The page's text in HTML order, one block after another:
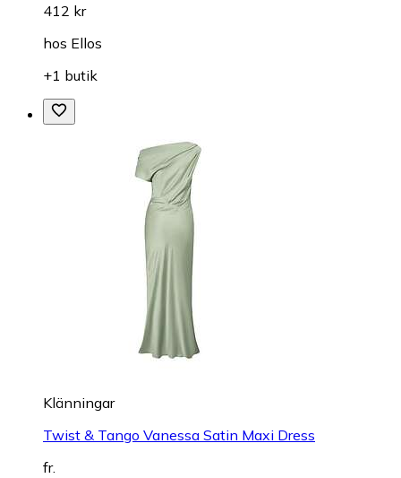
412 kr
hos Ellos
+1 butik
Klänningar
Twist & Tango Vanessa Satin Maxi Dress
fr.